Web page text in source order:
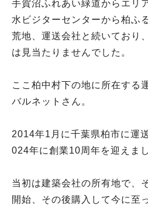
手賀沼ふれあい緑道からエリ
水ビジターセンターから柏ふ
荒地、運送会社と続いており
は見当たりませんでした。
ここ柏中村下の地に所在する
バルネットさん。
2014年1月に千葉県柏市に運
024年に創業10周年を迎えまし
当初は建築会社の所有地で、
開始、その後購入して今に至